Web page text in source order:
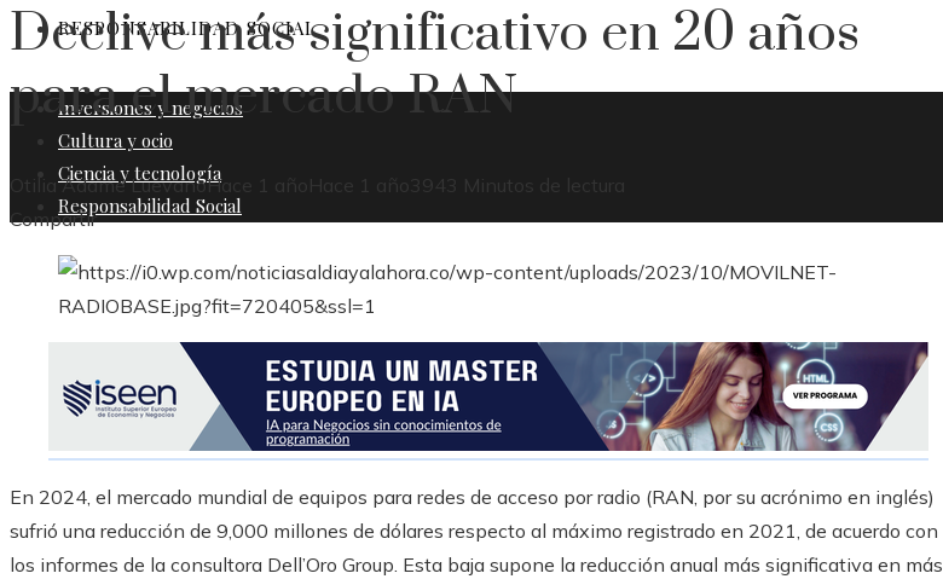
RESPONSABILIDAD SOCIAL
Inversiones y negocios
Cultura y ocio
Ciencia y tecnología
Responsabilidad Social
Declive más significativo en 20 años
para el mercado RAN
Otilia Adame LuevanoHace 1 año Hace 1 año 394
3 Minutos de lectura
Facebook
Twitter
LinkedIn
Pinterest
Stumbleupon
Email
Compartir
En 2024, el mercado mundial de equipos para redes de acceso por radio (RAN, por su acrónimo en inglés)
sufrió una reducción de 9,000 millones de dólares respecto al máximo registrado en 2021, de acuerdo con
los informes de la consultora Dell’Oro Group. Esta baja supone la reducción anual más significativa en más